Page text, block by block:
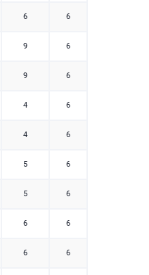
6 6
9 6
9 6
4 6
4 6
5 6
5 6
6 6
6 6